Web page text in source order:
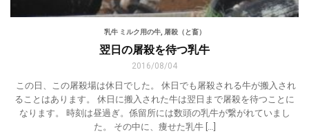
乳牛 ミルク用の牛, 屠殺（と畜）
翌日の屠殺を待つ乳牛
2016/08/04
この日、この屠殺場は休日でした。 休日でも屠殺される牛が搬入され
ることはあります。 休日に搬入された牛は翌日まで屠殺を待つことに
なります。 時刻は昼過ぎ。係留所には数頭の乳牛が繋がれていまし
た。 その中に、痩せた乳牛 […]